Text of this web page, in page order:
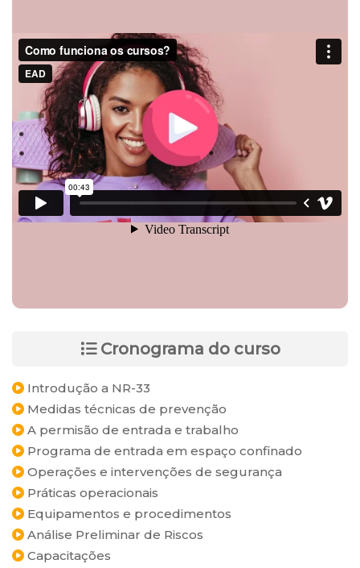
Cronograma do curso
Introdução a NR-33
Medidas técnicas de prevenção
A permisão de entrada e trabalho
Programa de entrada em espaço confinado
Operações e intervenções de segurança
Práticas operacionais
Equipamentos e procedimentos
Análise Preliminar de Riscos
Capacitações